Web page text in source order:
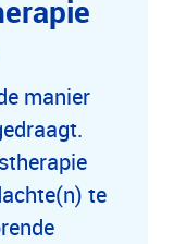
manier
te